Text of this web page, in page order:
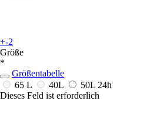
+-2
Größe
*
Größentabelle
65 L
40L 50L 24h
Dieses Feld ist erforderlich